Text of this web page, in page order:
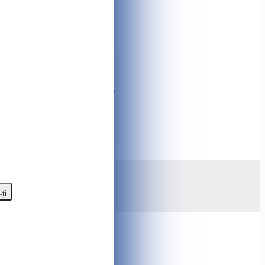
✨ Informații complete
produs, adăugați la comparație,
de telefon ☎️
speciale, bonuri și multe
ți